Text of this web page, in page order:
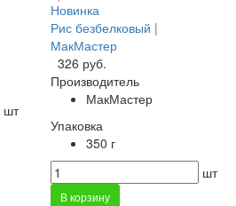
шт
Новинка
Рис безбелковый |
МакМастер
326 руб.
Производитель
МакМастер
Упаковка
350 г
шт
В корзину